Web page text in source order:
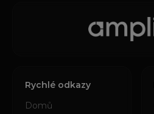
Rychlé odkazy
Domů